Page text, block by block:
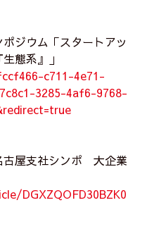
ジウム「スタートアッ
態系』」
c711-4e71-
3285-4af6-9768-
屋支社シンポ 大企業
DGXZQOFD30BZK0